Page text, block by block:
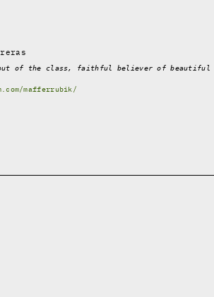
out of the class, faithful believer of beautiful
mafferrubik/